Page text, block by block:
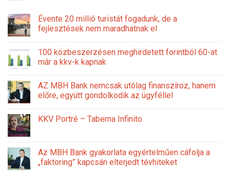
Évente 20 millió turistát fogadunk, de a
fejlesztések nem maradhatnak el
100 közbeszerzésen meghirdetett forintból 60-at
már a kkv-k kapnak
AZ MBH Bank nemcsak utólag finanszíroz, hanem
előre, együtt gondolkodik az ügyféllel
KKV Portré – Taberna Infinito
Az MBH Bank gyakorlata egyértelműen cáfolja a
„faktoring” kapcsán elterjedt tévhiteket